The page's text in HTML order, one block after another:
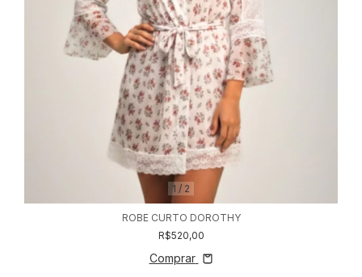
1 / 2
ROBE CURTO DOROTHY
R$520,00
Comprar